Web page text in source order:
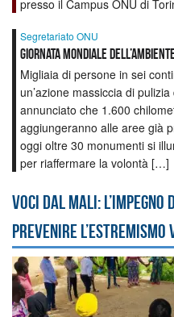
presso il Campus ONU di
Segretariato ONU
Giornata mondiale
Migliaia di persone in sei
un’azione massiccia di
annunciato che 1.600
aggiungeranno alle aree già
oggi oltre 30 monumenti si
per riaffermare la volontà […]
Voci dal Mali:
prevenire